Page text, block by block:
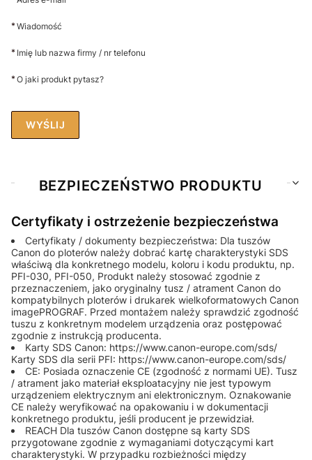
*Wiadomość
* Imię lub nazwa firmy / nr telefonu
*O jaki produkt pytasz?
WYŚLIJ
BEZPIECZEŃSTWO PRODUKTU
Certyfikaty i ostrzeżenie bezpieczeństwa
Certyfikaty / dokumenty bezpieczeństwa: Dla tuszów
Canon do ploterów należy dobrać kartę charakterystyki SDS
właściwą dla konkretnego modelu, koloru i kodu produktu, np.
PFI-030, PFI-050, Produkt należy stosować zgodnie z
przeznaczeniem, jako oryginalny tusz / atrament Canon do
kompatybilnych ploterów i drukarek wielkoformatowych Canon
imagePROGRAF. Przed montażem należy sprawdzić zgodność
tuszu z konkretnym modelem urządzenia oraz postępować
zgodnie z instrukcją producenta.
Karty SDS Canon: https://www.canon-europe.com/sds/
Karty SDS dla serii PFI: https://www.canon-europe.com/sds/
CE: Posiada oznaczenie CE (zgodność z normami UE). Tusz
/ atrament jako materiał eksploatacyjny nie jest typowym
urządzeniem elektrycznym ani elektronicznym. Oznakowanie
CE należy weryfikować na opakowaniu i w dokumentacji
konkretnego produktu, jeśli producent je przewidział.
REACH Dla tuszów Canon dostępne są karty SDS
przygotowane zgodnie z wymaganiami dotyczącymi kart
charakterystyki. W przypadku rozbieżności między